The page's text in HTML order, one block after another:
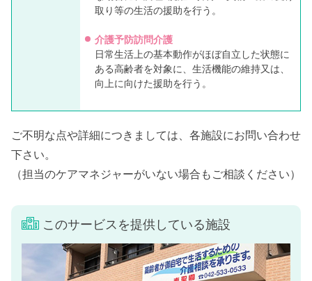
取り等の生活の援助を行う。
介護予防訪問介護
日常生活上の基本動作がほぼ自立した状態に
ある高齢者を対象に、生活機能の維持又は、
向上に向けた援助を行う。
ご不明な点や詳細につきましては、各施設にお問い合わせ
下さい。
（担当のケアマネジャーがいない場合もご相談ください）
このサービスを提供している施設